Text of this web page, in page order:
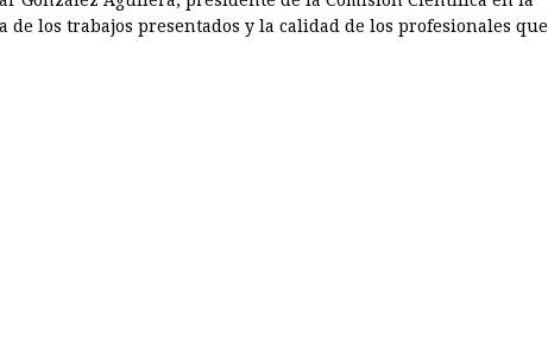
de los trabajos presentados y la calidad de los profesionales que